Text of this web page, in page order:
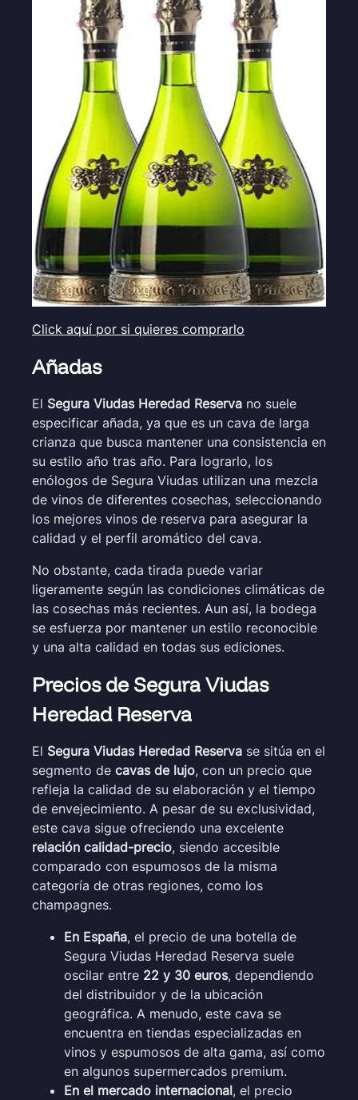
Click aquí por si quieres comprarlo
Añadas
El Segura Viudas Heredad Reserva no suele
especificar añada, ya que es un cava de larga
crianza que busca mantener una consistencia en
su estilo año tras año. Para lograrlo, los
enólogos de Segura Viudas utilizan una mezcla
de vinos de diferentes cosechas, seleccionando
los mejores vinos de reserva para asegurar la
calidad y el perfil aromático del cava.
No obstante, cada tirada puede variar
ligeramente según las condiciones climáticas de
las cosechas más recientes. Aun así, la bodega
se esfuerza por mantener un estilo reconocible
y una alta calidad en todas sus ediciones.
Precios de Segura Viudas
Heredad Reserva
El Segura Viudas Heredad Reserva se sitúa en el
segmento de cavas de lujo, con un precio que
refleja la calidad de su elaboración y el tiempo
de envejecimiento. A pesar de su exclusividad,
este cava sigue ofreciendo una excelente
relación calidad-precio, siendo accesible
comparado con espumosos de la misma
categoría de otras regiones, como los
champagnes.
En España, el precio de una botella de
Segura Viudas Heredad Reserva suele
oscilar entre 22 y 30 euros, dependiendo
del distribuidor y de la ubicación
geográfica. A menudo, este cava se
encuentra en tiendas especializadas en
vinos y espumosos de alta gama, así como
en algunos supermercados premium.
En el mercado internacional, el precio